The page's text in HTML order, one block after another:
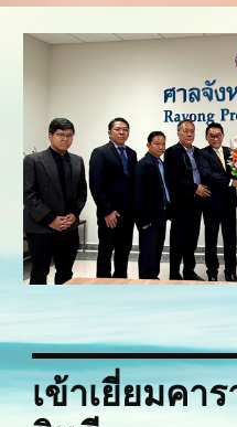
เข้าเยี่ยมคา